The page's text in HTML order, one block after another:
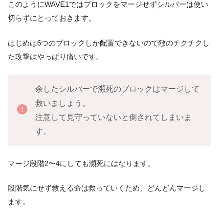
このようにWAVE1ではブロックをマージせずシルバーは使い
切らずにとっておきます。
はじめは6つのブロックしか配置できないので敵のチクチクし
た攻撃はやっぱり痛いです。
余したシルバーで瀕死のブロックはマージして
救いましょう。
注意して見守っていないと倒されてしまいま
す。
マージ段階2〜4にしても瀕死にはなります。
段階気にせず救える命は救っていくため、どんどんマージし
ます。